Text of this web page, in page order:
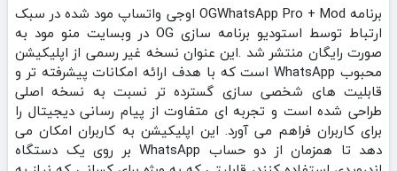
برنامه OGWhatsApp Pro + Mod اوجی واتساپ مود شده در سبک
ارتباط توسط استودیو برنامه سازی OG در وبسایت منو مود به
صورت رایگان منتشر شد .این عنوان نسخه غیر رسمی از اپلیکیشن
محبوب WhatsApp است که با هدف ارائه امکانات پیشرفته‌ تر و
قابلیت‌ های شخصی‌ سازی گسترده‌ تر نسبت به نسخه اصلی
طراحی شده است و تجربه‌ ای متفاوت از پیام‌ رسانی دیجیتال را
برای کاربران فراهم می‌ آورد. این اپلیکیشن به کاربران امکان می‌
دهد تا همزمان از دو حساب WhatsApp بر روی یک دستگاه